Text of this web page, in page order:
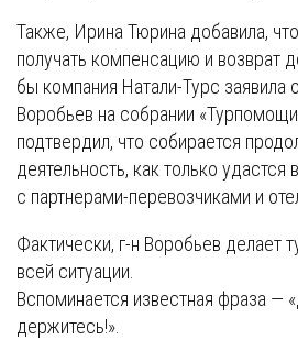
Также, Ирина Тюрина добавила,
получать компенсацию и возврат
бы компания Натали-Турс заявила
Воробьев на собрании
подтвердил, что собирается
деятельность, как только удастся
с партнерами-перевозчиками и
Фактически, г-н Воробьев делает
всей ситуации.
Вспоминается известная фраза —
держитесь!».